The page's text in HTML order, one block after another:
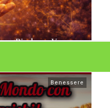
Benessere